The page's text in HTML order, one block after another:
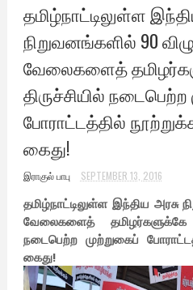
தமிழ்நாட்டிலுள்ள
நிறுவனங்களில் 90
வேலைகளைத்
திருச்சியில்
போராட்டத்தில்
கைது!
இராகுல் பாபு SEPTEMBER 13, 2016
தமிழ்நாட்டிலுள்ள இந்திய அரசு
வேலைகளைத்
நடைபெற்ற முற்றுகைப்
கைது!